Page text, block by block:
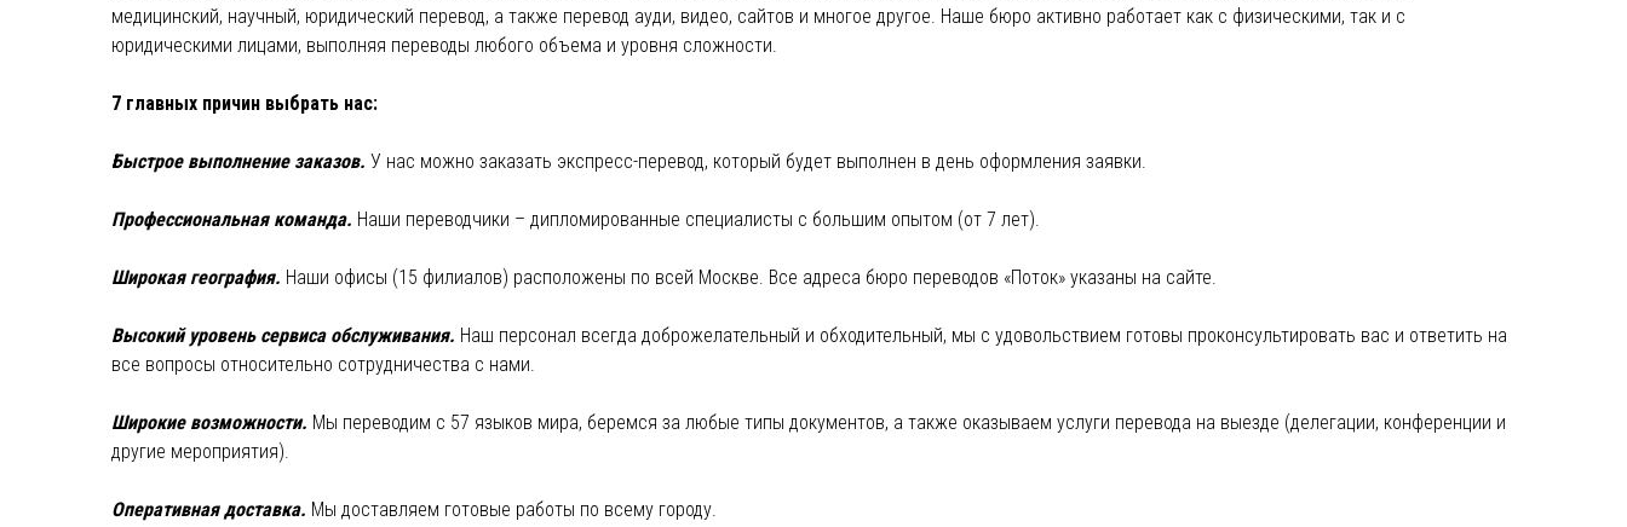
медицинский, научный, юридический перевод, а также перевод ауди, видео, сайтов и многое другое. Наше бюро активно работает как с физическими, так и с
юридическими лицами, выполняя переводы любого объема и уровня сложности.
7 главных причин выбрать нас:
Быстрое выполнение заказов. У нас можно заказать экспресс-перевод, который будет выполнен в день оформления заявки.
Профессиональная команда. Наши переводчики – дипломированные специалисты с большим опытом (от 7 лет).
Широкая география. Наши офисы (15 филиалов) расположены по всей Москве. Все адреса бюро переводов «Поток» указаны на сайте.
Высокий уровень сервиса обслуживания. Наш персонал всегда доброжелательный и обходительный, мы с удовольствием готовы проконсультировать вас и ответить на
все вопросы относительно сотрудничества с нами.
Широкие возможности. Мы переводим с 57 языков мира, беремся за любые типы документов, а также оказываем услуги перевода на выезде (делегации, конференции и
другие мероприятия).
Оперативная доставка. Мы доставляем готовые работы по всему городу.